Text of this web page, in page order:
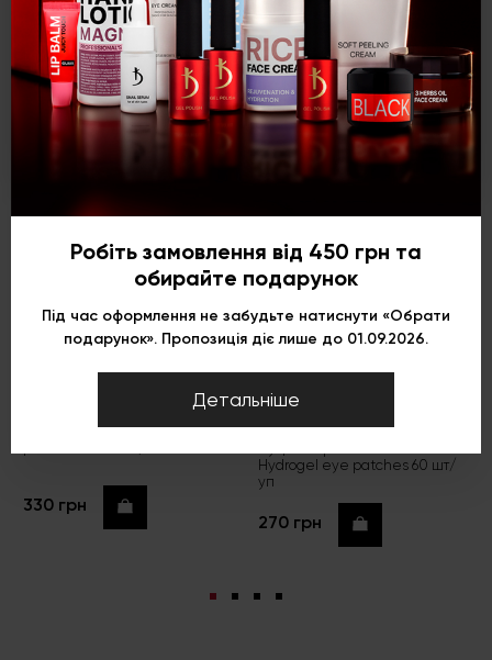
Укр Рус Eng
обличчя та тіла Kodi
330 грн Купити
Засоби для догляду
навколо очей
Гідрогелеві патчі під очі з
Hydrogel eye patches 60 шт/
уп
270 грн Купити
Робіть замовлення від 450 грн та
обирайте подарунок
Під час оформлення не забудьте натиснути «Обрати
подарунок». Пропозиція діє лише до 01.09.2026.
Детальніше